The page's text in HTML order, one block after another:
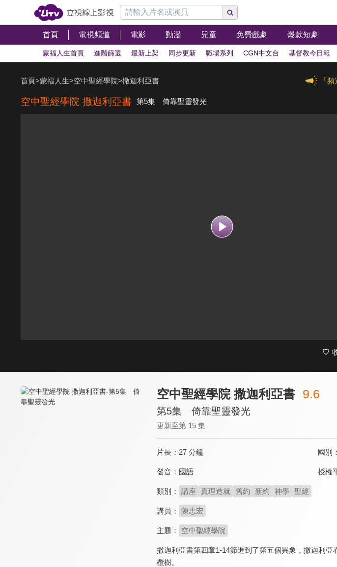
首頁 電視頻道 電影 動漫 兒童 免費戲劇 爆款短劇
蒙福人生首頁 進階篩選 最新上架 同步更新 職場系列 CGN中文台 基督教今日報
「
首頁>蒙福人生>空中聖經學院>撒迦利亞書
空中聖經學院 撒迦利亞書 第5集 倚靠聖靈發光
空中聖經學院 撒迦利亞書 9.6
第5集 倚靠聖靈發光
更新至第 15 集
片長： 27 分鐘 國別：
發音： 國語 授權
類別： 講座 真理造就 舊約 新約 神學 聖經
講員： 陳志宏
主題： 空中聖經學院
撒迦利亞書第四章1-14節進到了第五個異象，撒迦利
欖樹。